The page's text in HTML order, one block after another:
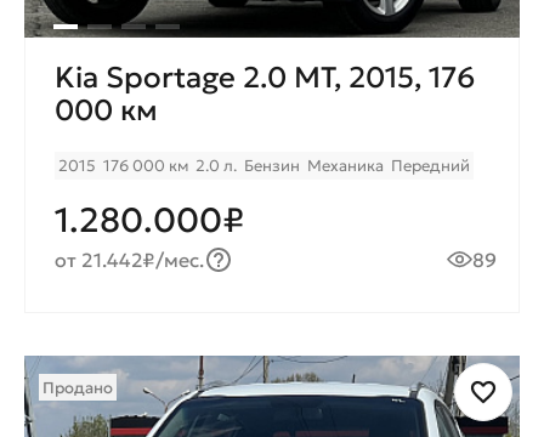
Kia Sportage 2.0 MТ, 2015, 176
000 км
2015 176 000 км 2.0 л. Бензин Механика Передний
1.280.000₽
от 21.442₽/мес. 89
Продано